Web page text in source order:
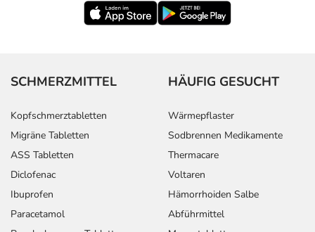
SCHMERZMITTEL
Kopfschmerztabletten
Migräne Tabletten
ASS Tabletten
Diclofenac
Ibuprofen
Paracetamol
HÄUFIG GESUCHT
Wärmepflaster
Sodbrennen Medikamente
Thermacare
Voltaren
Hämorrhoiden Salbe
Abführmittel